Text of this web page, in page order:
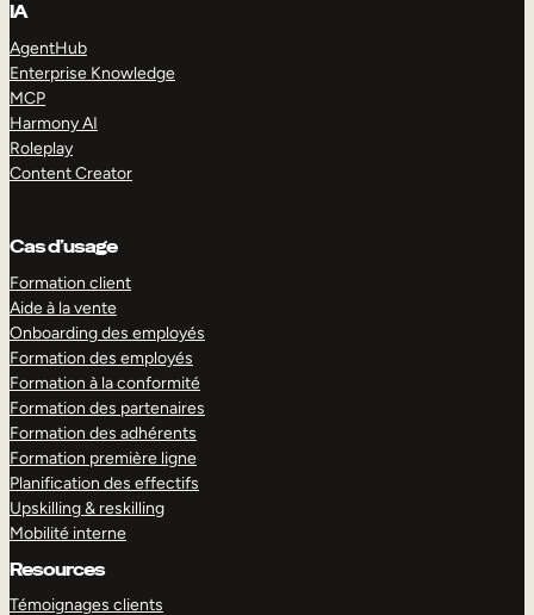
IA
AgentHub
Enterprise Knowledge
MCP
Harmony AI
Roleplay
Content Creator
Cas d’usage
Formation client
Aide à la vente
Onboarding des employés
Formation des employés
Formation à la conformité
Formation des partenaires
Formation des adhérents
Formation première ligne
Planification des effectifs
Upskilling & reskilling
Mobilité interne
Resources
Témoignages clients